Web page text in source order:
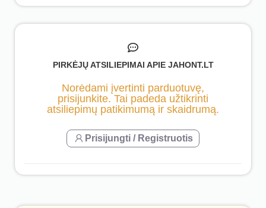
PIRKĖJŲ ATSILIEPIMAI APIE JAHONT.LT
Norėdami įvertinti parduotuvę,
prisijunkite. Tai padeda užtikrinti
atsiliepimų patikimumą ir skaidrumą.
Prisijungti / Registruotis